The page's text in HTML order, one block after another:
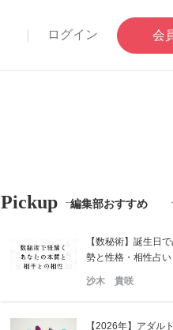
ログイン 会
Pickup 編集部おすすめ
【数秘術】誕生日
勢と性格・相性占い
沙木 貴咲
【2026年】アダル